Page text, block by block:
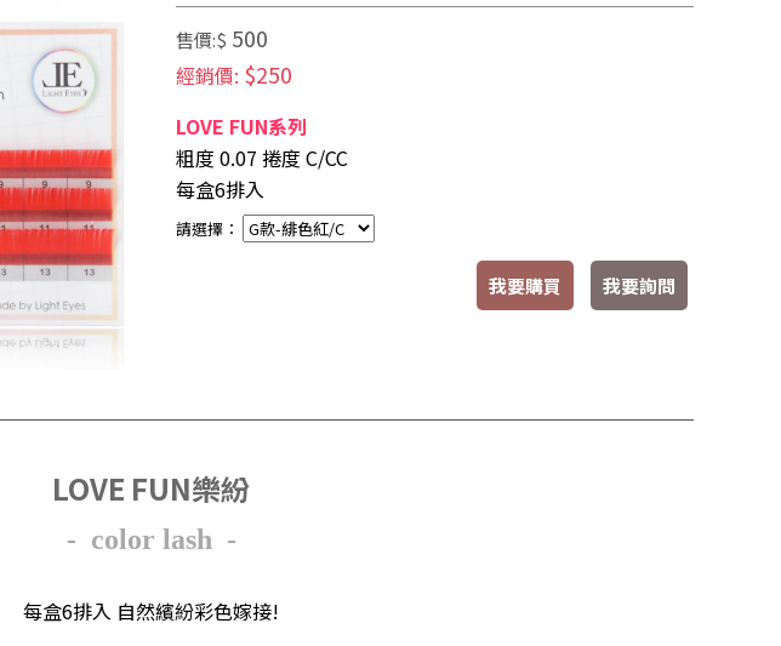
售價:$ 500
經銷價: $250
LOVE FUN系列
粗度 0.07 捲度 C/CC
每盒6排入
請選擇：
我要購買 我要詢問
LOVE FUN樂紛
- color lash -
每盒6排入 自然繽紛彩色嫁接!